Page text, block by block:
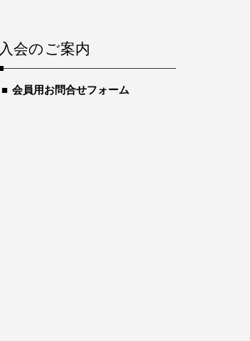
入会のご案内
会員用お問合せフォーム